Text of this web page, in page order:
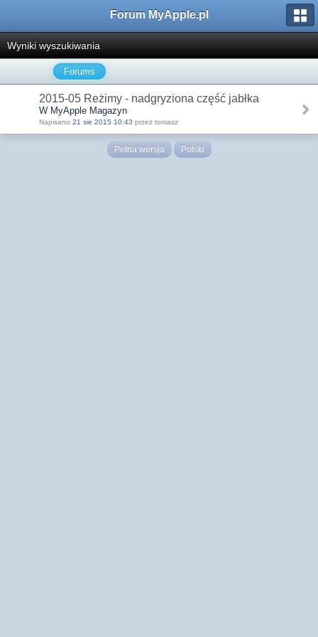
Forum MyApple.pl
Wyniki wyszukiwania
Forums
2015-05 Reżimy - nadgryziona część jabłka
W MyApple Magazyn
Napisano 21 sie 2015 10:43 przez tomasz
Pełna wersja Polski